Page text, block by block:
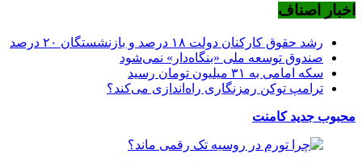
اخبار اصناف
رشد حقوق کارکنان دولت ۱۸ درصد و بازنشستگان ۲۰ درصد
صندوق توسعه ملی «بنگاه‌دار» نمی‌شود
سکه امامی به ۳۱ میلیون تومان رسید
ترامپ توکن رمزنگاری راه‌اندازی می‌کند؟
محبوب جدیدکامنت